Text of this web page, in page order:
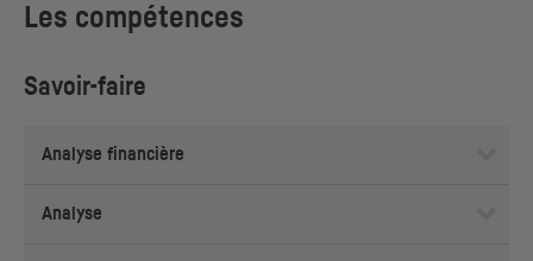
Les compétences
Savoir-faire
Analyse financière
Analyse